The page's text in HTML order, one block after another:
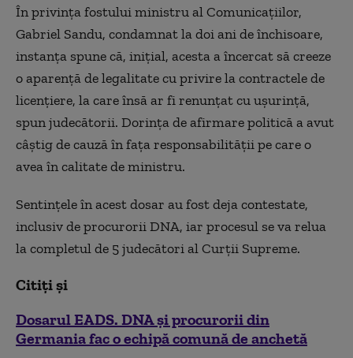
În privinţa fostului ministru al Comunicaţiilor,
Gabriel Sandu, condamnat la doi ani de închisoare,
instanţa spune că, iniţial, acesta a încercat să creeze
o aparenţă de legalitate cu privire la contractele de
licenţiere, la care însă ar fi renunţat cu uşurinţă,
spun judecătorii. Dorinţa de afirmare politică a avut
câştig de cauză în faţa responsabilităţii pe care o
avea în calitate de ministru.
Sentințele în acest dosar au fost deja contestate,
inclusiv de procurorii DNA, iar procesul se va relua
la completul de 5 judecători al Curții Supreme.
Citiți și
Dosarul EADS. DNA și procurorii din
Germania fac o echipă comună de anchetă